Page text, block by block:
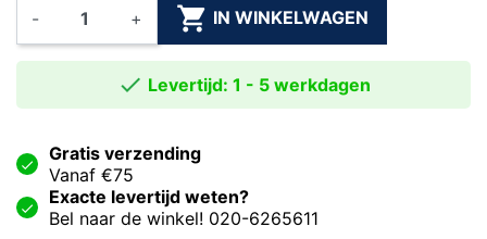
- +  IN WINKELWAGEN
 Levertijd: 1 - 5 werkdagen
Gratis verzending
Vanaf €75
Exacte levertijd weten?
Bel naar de winkel! 020-6265611